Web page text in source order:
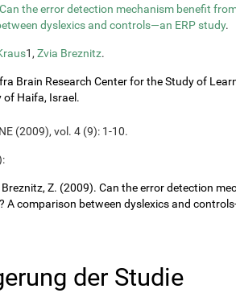
Can the error detection mechanism benefit
dyslexics and controls—an ERP study.
1, Zvia Breznitz.
Brain Research Center for the Study of
of Haifa, Israel.
(2009), vol. 4 (9): 1-10.
Z. (2009). Can the error detection
A comparison between dyslexics and
der Studie